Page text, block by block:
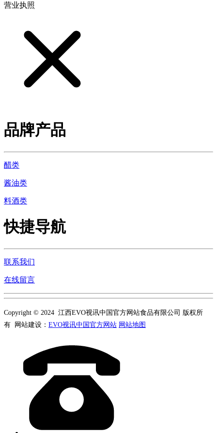
营业执照
品牌产品
醋类
酱油类
料酒类
快捷导航
联系我们
在线留言
Copyright © 2024 江西EVO视讯中国官方网站食品有限公司 版权所
有 网站建设： EVO视讯中国官方网站 网站地图